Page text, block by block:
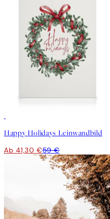
Happy Holidays Leinwandbild
Ab 41,30 €59 €